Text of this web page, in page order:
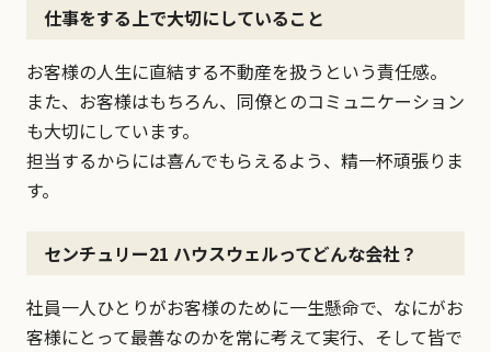
仕事をする上で大切にしていること
お客様の人生に直結する不動産を扱うという責任感。
また、お客様はもちろん、同僚とのコミュニケーション
も大切にしています。
担当するからには喜んでもらえるよう、精一杯頑張りま
す。
センチュリー21 ハウスウェルってどんな会社？
社員一人ひとりがお客様のために一生懸命で、なにがお
客様にとって最善なのかを常に考えて実行、そして皆で